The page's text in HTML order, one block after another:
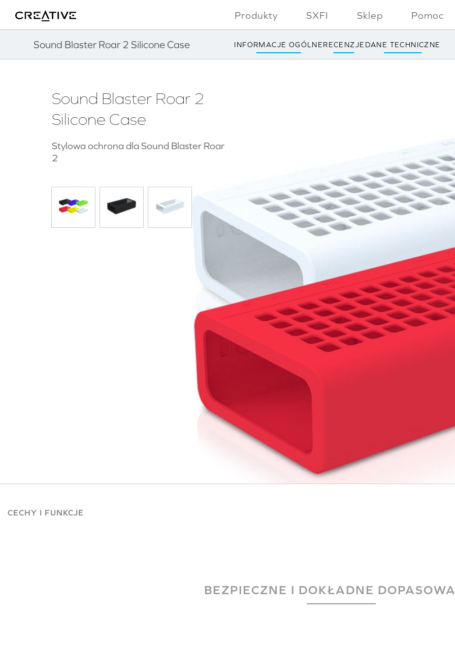
Produkty SXFI Sklep Pomoc
Sound Blaster Roar 2 Silicone Case INFORMACJE OGÓLNERECENZJE DANE TECHNICZNE
Powrót do góry
Sound Blaster Roar 2
Silicone Case
Stylowa ochrona dla Sound Blaster Roar
2
CECHY I FUNKCJE
BEZPIECZNE I DOKŁADNE